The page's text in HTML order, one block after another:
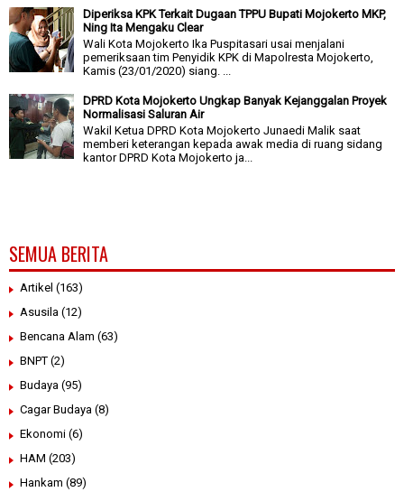
Diperiksa KPK Terkait Dugaan TPPU Bupati Mojokerto MKP,
Ning Ita Mengaku Clear
Wali Kota Mojokerto Ika Puspitasari usai menjalani
pemeriksaan tim Penyidik KPK di Mapolresta Mojokerto,
Kamis (23/01/2020) siang. ...
DPRD Kota Mojokerto Ungkap Banyak Kejanggalan Proyek
Normalisasi Saluran Air
Wakil Ketua DPRD Kota Mojokerto Junaedi Malik saat
memberi keterangan kepada awak media di ruang sidang
kantor DPRD Kota Mojokerto ja...
SEMUA BERITA
Artikel (163)
Asusila (12)
Bencana Alam (63)
BNPT (2)
Budaya (95)
Cagar Budaya (8)
Ekonomi (6)
HAM (203)
Hankam (89)